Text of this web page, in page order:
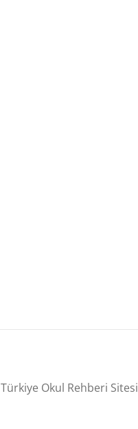
Türkiye Okul Rehberi Sitesi